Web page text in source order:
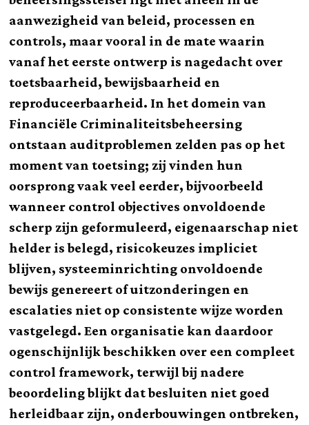
aanwezigheid van beleid, processen en
controls, maar vooral in de mate waarin
vanaf het eerste ontwerp is nagedacht over
toetsbaarheid, bewijsbaarheid en
reproduceerbaarheid. In het domein van
Financiële Criminaliteitsbeheersing
ontstaan auditproblemen zelden pas op het
moment van toetsing; zij vinden hun
oorsprong vaak veel eerder, bijvoorbeeld
wanneer control objectives onvoldoende
scherp zijn geformuleerd, eigenaarschap niet
helder is belegd, risicokeuzes impliciet
blijven, systeeminrichting onvoldoende
bewijs genereert of uitzonderingen en
escalaties niet op consistente wijze worden
vastgelegd. Een organisatie kan daardoor
ogenschijnlijk beschikken over een compleet
control framework, terwijl bij nadere
beoordeling blijkt dat besluiten niet goed
herleidbaar zijn, onderbouwingen ontbreken,